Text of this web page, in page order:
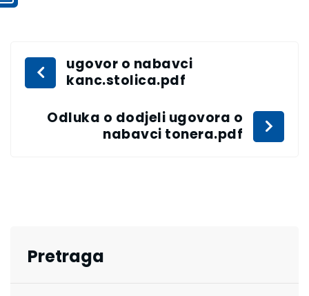
ugovor o nabavci
kanc.stolica.pdf
Odluka o dodjeli ugovora o
nabavci tonera.pdf
Pretraga